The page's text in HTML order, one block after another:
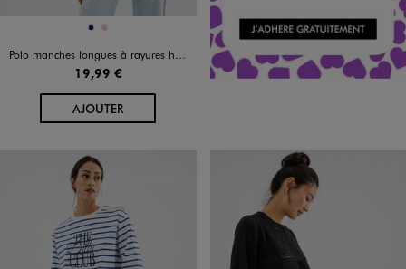
Disponible en 2 coloris
MARINEROSE
Polo manches longues à rayures homme
19,99 €
AJOUTERAU PANIER